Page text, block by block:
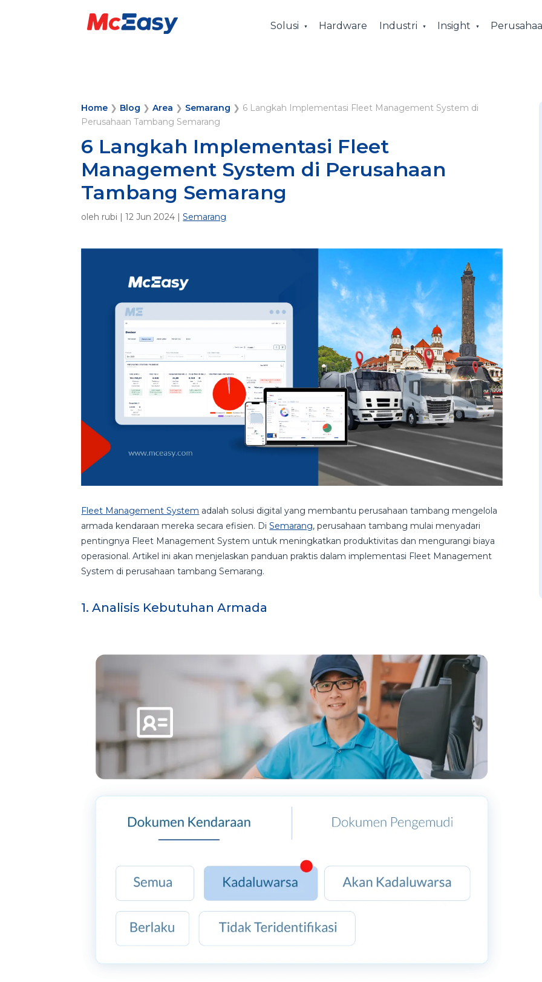
Solusi Hardware Industri Insight
Home ❯ Blog ❯Area ❯ Semarang ❯ 6 Langkah Implementasi Fleet Management System di
Perusahaan Tambang Semarang
6 Langkah Implementasi Fleet
Management System di Perusahaan
Tambang Semarang
oleh rubi |12 Jun 2024 |Semarang
Fleet Management System adalah solusi digital yang membantu perusahaan tambang mengelola
armada kendaraan mereka secara efisien. DiSemarang, perusahaan tambang mulai menyadari
pentingnya Fleet Management System untuk meningkatkan produktivitas dan mengurangi biaya
operasional. Artikel ini akan menjelaskan panduan praktis dalam implementasi Fleet Management
System di perusahaan tambang Semarang.
1. Analisis Kebutuhan Armada